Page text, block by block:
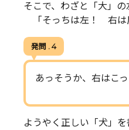
そこで、わざと「大」の
「そっちは左！ 右は
発問 . 4
あっそうか、右はこっ
ようやく正しい「犬」